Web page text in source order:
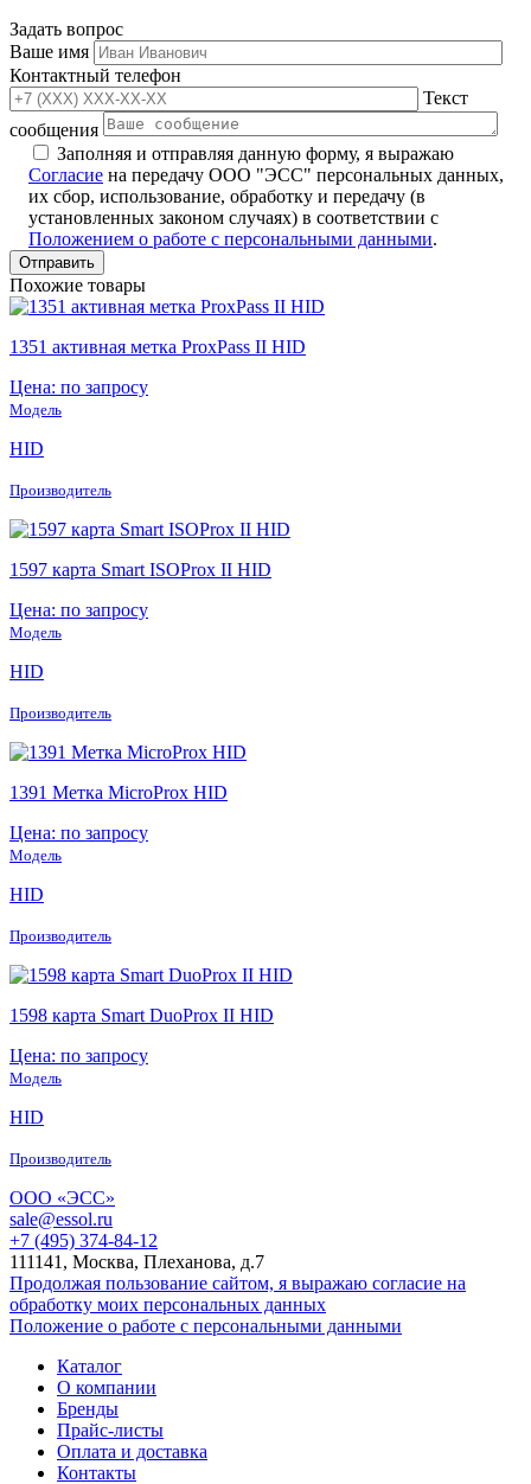
Задать вопрос
Ваше имя
Контактный телефон
Текст
сообщения
Заполняя и отправляя данную форму, я выражаю
Согласие на передачу ООО "ЭСС" персональных данных,
их сбор, использование, обработку и передачу (в
установленных законом случаях) в соответствии с
Положением о работе с персональными данными.
Похожие товары
1351 активная метка ProxPass II HID
Цена: по запросу
Модель
HID
Производитель
1597 карта Smart ISOProx II HID
Цена: по запросу
Модель
HID
Производитель
1391 Метка MicroProx HID
Цена: по запросу
Модель
HID
Производитель
1598 карта Smart DuoProx II HID
Цена: по запросу
Модель
HID
Производитель
ООО «ЭСС»
sale@essol.ru
+7 (495) 374-84-12
111141, Москва, Плеханова, д.7
Продолжая пользование сайтом, я выражаю согласие на
обработку моих персональных данных
Положение о работе с персональными данными
Каталог
О компании
Бренды
Прайс-листы
Оплата и доставка
Контакты